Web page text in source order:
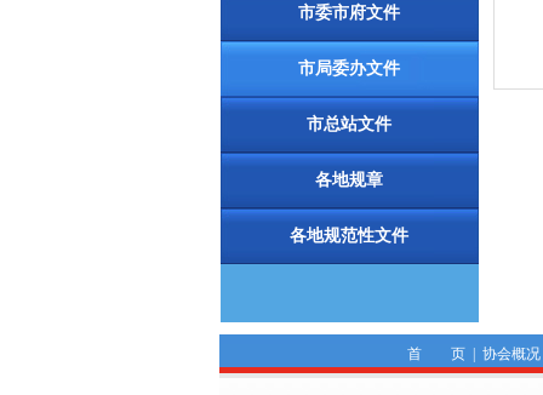
市委市府文件
市局委办文件
市总站文件
各地规章
各地规范性文件
首 页| 协会概况